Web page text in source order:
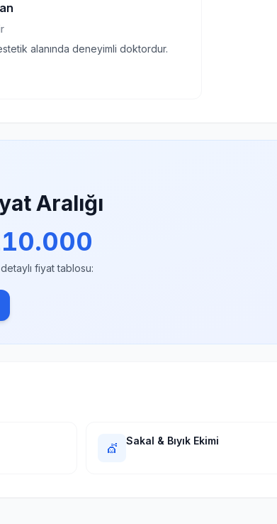
alanında deneyimli doktordur.
Aralığı
fiyat tablosu:
💇
Sakal & Bıyık Ekimi